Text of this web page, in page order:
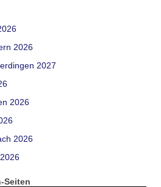
2026
2027
2026
2026
Seiten